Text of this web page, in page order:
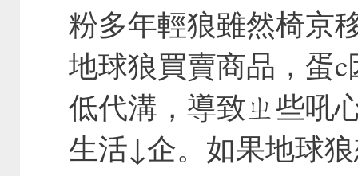
粉多年輕狼雖然椅京
地球狼買賣商品，蛋
低代溝，導致ㄓ些吼
生活↓企。如果地球